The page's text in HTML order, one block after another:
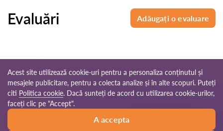
Evaluări Adăugați o evaluare
© 2026 Avocati-ro.com
Acest site utilizează cookie-uri pentru a personaliza conținutul și
mesajele publicitare, pentru a colecta analize și în alte scopuri. Puteți
citi Politica cookie. Dacă sunteți de acord cu utilizarea cookie-urilor,
faceți clic pe "Accept".
A accepta